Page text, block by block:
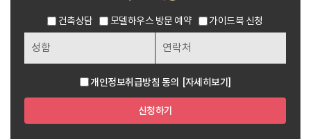
건축상담 모델하우스 방문 예약 가이드북 신청
개인정보취급방침 동의 [자세히보기]
신청하기